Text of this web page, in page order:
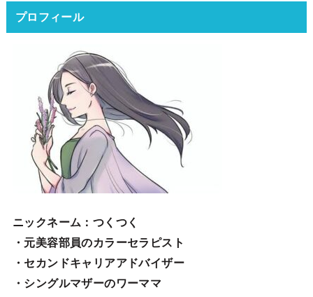
プロフィール
ニックネーム ：つくつく
・元美容部員のカラーセラピスト
・セカンドキャリアアドバイザー
・シングルマザーのワーママ